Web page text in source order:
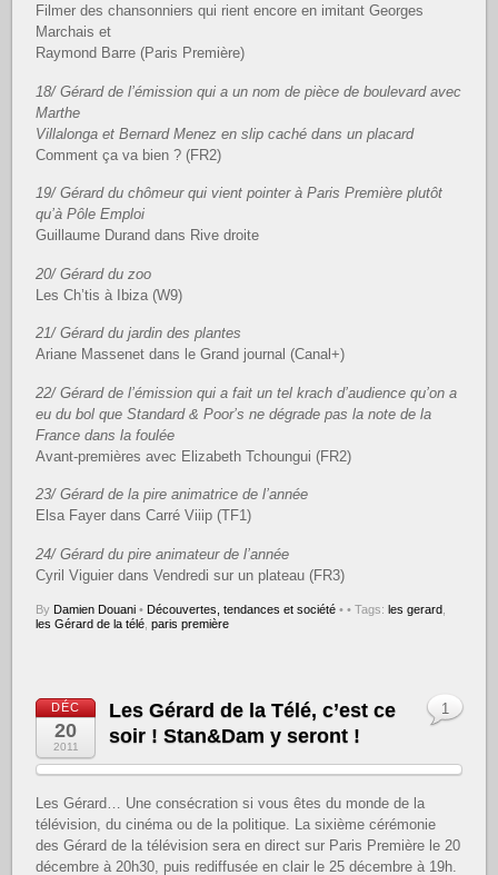
Filmer des chansonniers qui rient encore en imitant Georges
Marchais et
Raymond Barre (Paris Première)
18/ Gérard de l’émission qui a un nom de pièce de boulevard avec
Marthe
Villalonga et Bernard Menez en slip caché dans un placard
Comment ça va bien ? (FR2)
19/ Gérard du chômeur qui vient pointer à Paris Première plutôt
qu’à Pôle Emploi
Guillaume Durand dans Rive droite
20/ Gérard du zoo
Les Ch’tis à Ibiza (W9)
21/ Gérard du jardin des plantes
Ariane Massenet dans le Grand journal (Canal+)
22/ Gérard de l’émission qui a fait un tel krach d’audience qu’on a
eu du bol que Standard & Poor’s ne dégrade pas la note de la
France dans la foulée
Avant-premières avec Elizabeth Tchoungui (FR2)
23/ Gérard de la pire animatrice de l’année
Elsa Fayer dans Carré Viiip (TF1)
24/ Gérard du pire animateur de l’année
Cyril Viguier dans Vendredi sur un plateau (FR3)
By Damien Douani • Découvertes, tendances et société • • Tags: les gerard,
les Gérard de la télé,paris première
DÉC
20
2011
Les Gérard de la Télé, c’est ce
soir ! Stan&Dam y seront !
Les Gérard… Une consécration si vous êtes du monde de la
télévision, du cinéma ou de la politique. La sixième cérémonie
des Gérard de la télévision sera en direct sur Paris Première le 20
décembre à 20h30, puis rediffusée en clair le 25 décembre à 19h.
1